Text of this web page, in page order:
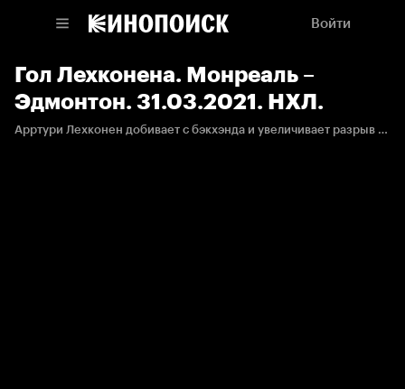
Войти
Гол Лехконена. Монреаль –
Эдмонтон. 31.03.2021. НХЛ.
Арртури Лехконен добивает с бэкхэнда и увеличивает разрыв в счёте.